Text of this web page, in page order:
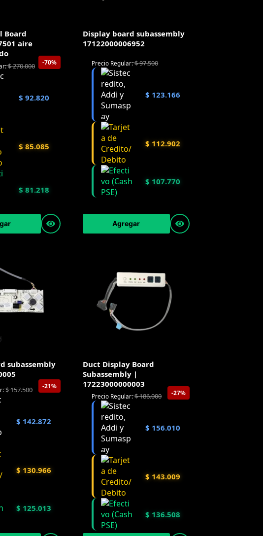
Board
aire
-70%
$270.000
$ 92.820
$ 85.085
$ 81.218
Display board subassembly
17122000006952
Precio Regular:$97.500
$ 123.166
$ 112.902
$ 107.770
Agregar
subassembly
-21%
$157.500
$ 142.872
$ 130.966
$ 125.013
Duct Display Board
Subassembly |
17223000000003
-27%
Precio Regular:$186.000
$ 156.010
$ 143.009
$ 136.508